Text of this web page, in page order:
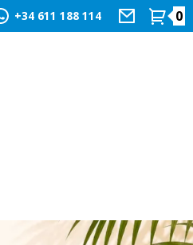
+34 611 188 114 0